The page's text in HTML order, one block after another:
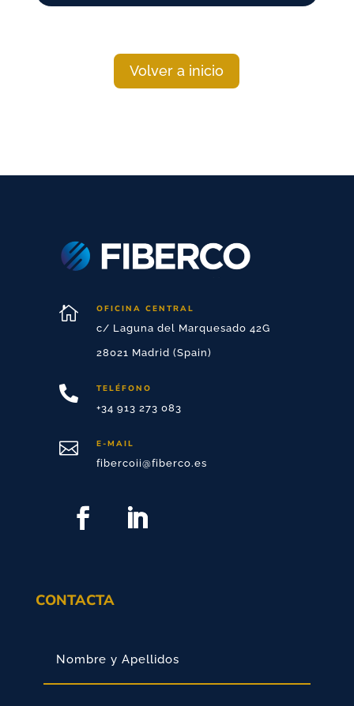
Volver a inicio
 OFICINA CENTRAL
c/ Laguna del Marquesado 42G
28021 Madrid (Spain)
 TELÉFONO
+34 913 273 083
 E-MAIL
fibercoii@fiberco.es
CONTACTA